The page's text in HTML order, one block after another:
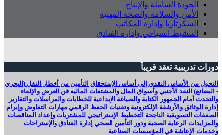
الجودة الشاملة والإنتاج
الأمن والسلامة والصحة المهنية
السكرتاريا وإدارة المكاتب
التنشيط السياحي وإدارة الفنادق
دورات تدريبية تعقد قريباً
التحول من الأساس النقدي إلى أساس الإستحقاق التأمين من أخطار النقل (البحري
- البضائع) النقد الأجنبي وأسواق المال والمشتقات المالية فن العرض والإلقاء
والتحدث أمام الجمهور
الكتابة والصياغة الإبداعية للخطابات والمراسلات والتقارير
إدارة الوثائق والأرشفة الإلكترونية وتقنيات الحفظ الرقمي مهارات التفاوض وإبرام
الصفقات التسويقية الناجحة التخطيط الإستراتيجي للمشتريات وإعداد المناقصات
والمزايدات الرعاية الصحية ودور التأمين الصحي إدارة الفنادق والإستراحات
وخدمات الإعاشة في المؤسسات الصناعية